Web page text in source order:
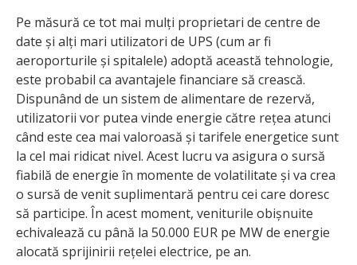
Pe măsură ce tot mai mulți proprietari de centre de
date și alți mari utilizatori de UPS (cum ar fi
aeroporturile și spitalele) adoptă această tehnologie,
este probabil ca avantajele financiare să crească.
Dispunând de un sistem de alimentare de rezervă,
utilizatorii vor putea vinde energie către rețea atunci
când este cea mai valoroasă și tarifele energetice sunt
la cel mai ridicat nivel. Acest lucru va asigura o sursă
fiabilă de energie în momente de volatilitate și va crea
o sursă de venit suplimentară pentru cei care doresc
să participe. În acest moment, veniturile obișnuite
echivalează cu până la 50.000 EUR pe MW de energie
alocată sprijinirii rețelei electrice, pe an.